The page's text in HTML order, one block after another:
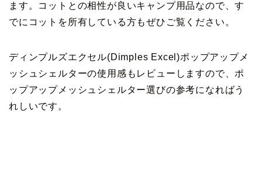
ます。コットとの相性が良いキャンプ用品なので、す
でにコットを所有している方もぜひご覧ください。
ディンプルズエクセル(Dimples Excel)ポップアップメ
ッシュシェルターの使用感もレビューしますので、ポ
ップアップメッシュシェルター選びの参考になればう
れしいです。